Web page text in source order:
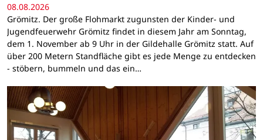
08.08.2026
Grömitz. Der große Flohmarkt zugunsten der Kinder- und
Jugendfeuerwehr Grömitz findet in diesem Jahr am Sonntag,
dem 1. November ab 9 Uhr in der Gildehalle Grömitz statt. Auf
über 200 Metern Standfläche gibt es jede Menge zu entdecken
- stöbern, bummeln und das ein…